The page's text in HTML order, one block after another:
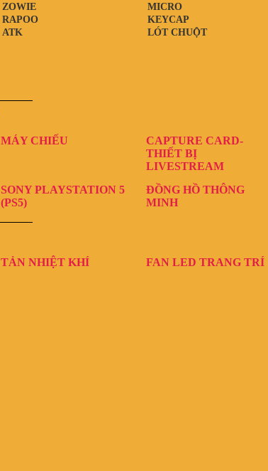
ATK
RAPOO
ZOWIE
LÓT CHUỘT
KEYCAP
MICRO
MÁY CHIẾU
CAPTURE CARD-
THIẾT BỊ
LIVESTREAM
SONY PLAYSTATION 5
(PS5)
ĐỒNG HỒ THÔNG
MINH
TẢN NHIỆT KHÍ FAN LED TRANG TRÍ